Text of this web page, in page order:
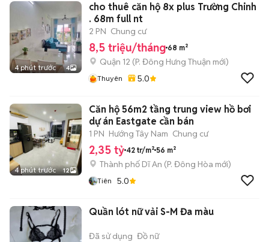
4 phút trước 4
cho thuê căn hộ 8x plus Trường Chinh
. 68m full nt
2 PN Chung cư
8,5 triệu/tháng 68 m²
Quận 12 (P. Đông Hưng Thuận mới)
Thuyên 5.0
4 phút trước 12
Căn hộ 56m2 tầng trung view hồ bơi
dự án Eastgate cần bán
1 PN Hướng Tây Nam Chung cư
2,35 tỷ 42 tr/m² 56 m²
Thành phố Dĩ An (P. Đông Hòa mới)
Tiên 5.0
Quần lót nữ vải S-M Đa màu
Đã sử dụng Đồ nữ